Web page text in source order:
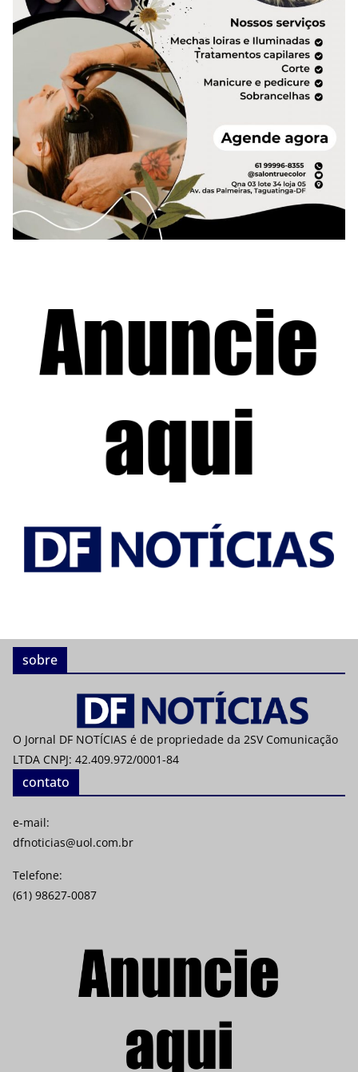
sobre
O Jornal DF NOTÍCIAS é de propriedade da 2SV Comunicação
LTDA CNPJ: 42.409.972/0001-84
contato
e-mail:
dfnoticias@uol.com.br
Telefone:
(61) 98627-0087